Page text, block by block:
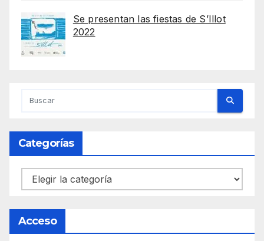
Se presentan las fiestas de S’Illot
2022
Categorías
Categorías
Acceso